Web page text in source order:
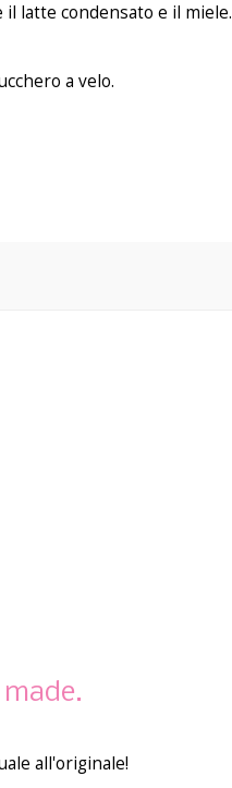
latte condensato e il miele.
a velo.
all'originale!